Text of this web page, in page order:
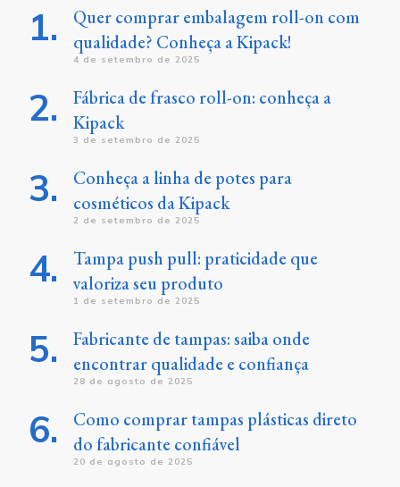
Quer comprar embalagem roll-on com
qualidade? Conheça a Kipack!
4 de setembro de 2025
Fábrica de frasco roll-on: conheça a
Kipack
3 de setembro de 2025
Conheça a linha de potes para
cosméticos da Kipack
2 de setembro de 2025
Tampa push pull: praticidade que
valoriza seu produto
1 de setembro de 2025
Fabricante de tampas: saiba onde
encontrar qualidade e confiança
28 de agosto de 2025
Como comprar tampas plásticas direto
do fabricante confiável
20 de agosto de 2025